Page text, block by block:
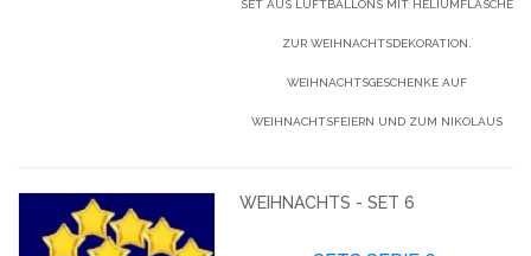
SET AUS LUFTBALLONS MIT HELIUMFLASCHE
ZUR WEIHNACHTSDEKORATION.
WEIHNACHTSGESCHENKE AUF
WEIHNACHTSFEIERN UND ZUM NIKOLAUS
WEIHNACHTS - SET 6